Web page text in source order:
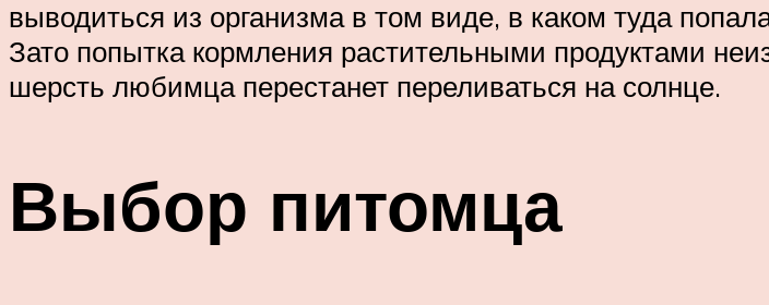
выводиться из организма в том виде, в каком туда
Зато попытка кормления растительными продуктами
шерсть любимца перестанет переливаться на солнце.
Выбор питомца